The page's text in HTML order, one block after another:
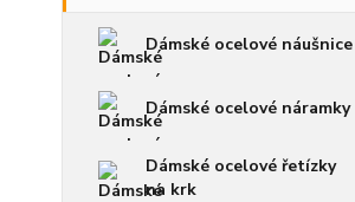
Dámské ocelové náušnice
Dámské ocelové náramky
Dámské ocelové řetízky
na krk